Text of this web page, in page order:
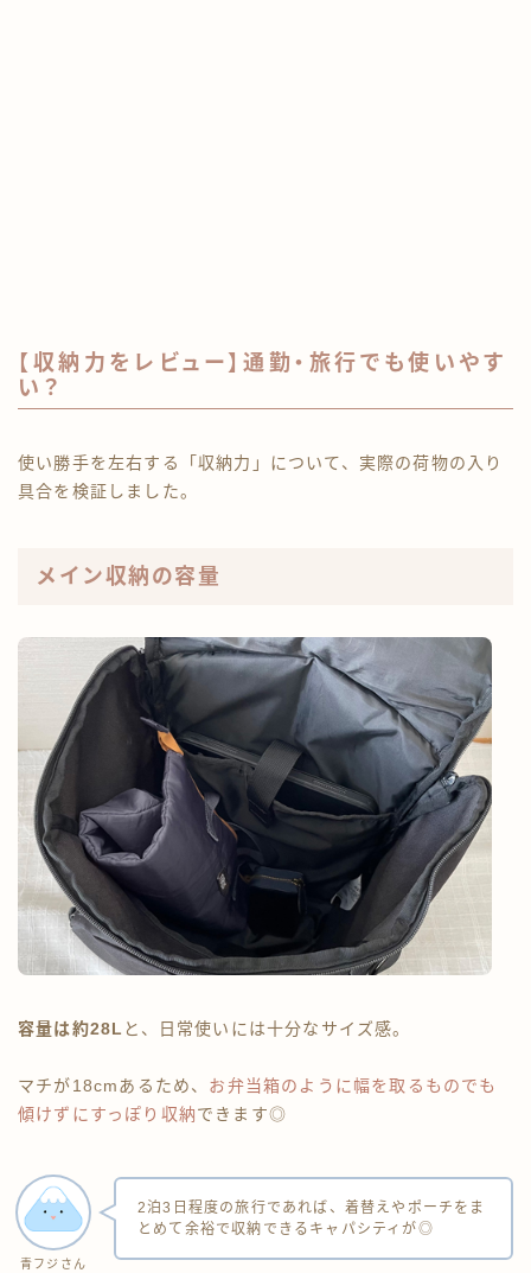
【収納力をレビュー】通勤・旅行でも使いやす
い？
使い勝手を左右する「収納力」について、実際の荷物の入り
具合を検証しました。
メイン収納の容量
容量は約28L と、日常使いには十分なサイズ感。
マチが18cmあるため、 お弁当箱のように幅を取るものでも
傾けずにすっぽり収納できます◎
青フジさん
2泊3日程度の旅行であれば、着替えやポーチをま
とめて余裕で収納できるキャパシティが◎